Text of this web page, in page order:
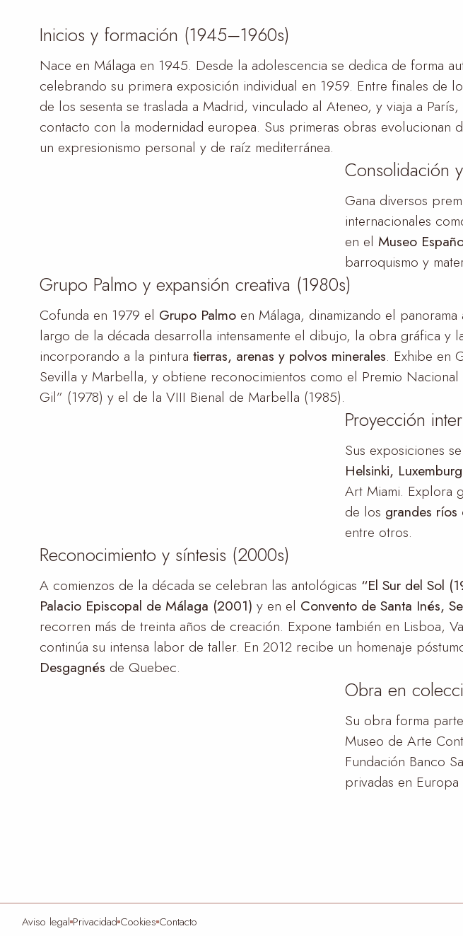
Inicios y formación (1945–1960s)
Nace en Málaga en 1945. Desde la adolescencia se dedica de forma
celebrando su primera exposición individual en 1959. Entre finales de
de los sesenta se traslada a Madrid, vinculado al Ateneo, y viaja a
contacto con la modernidad europea. Sus primeras obras evolucionan
un expresionismo personal y de raíz mediterránea.
Consolidación
Gana diversos
internacionales
en el Museo
barroquismo y
Grupo Palmo y expansión creativa (1980s)
Cofunda en 1979 el Grupo Palmo en Málaga, dinamizando el
largo de la década desarrolla intensamente el dibujo, la obra gráfica y
incorporando a la pintura tierras, arenas y polvos minerales. Exhibe en
Sevilla y Marbella, y obtiene reconocimientos como el Premio Nacional
Gil” (1978) y el de la VIII Bienal de Marbella (1985).
Proyección
Sus exposiciones
Helsinki,
Art Miami. Explora
de los grandes
entre otros.
Reconocimiento y síntesis (2000s)
A comienzos de la década se celebran las antológicas “El Sur del Sol
Palacio Episcopal de Málaga (2001) y en el Convento de Santa Inés,
recorren más de treinta años de creación. Expone también en Lisboa,
continúa su intensa labor de taller. En 2012 recibe un homenaje
Desgagnés de Quebec.
Obra en
Su obra forma
Museo de Arte
Fundación Banco
privadas en
Aviso legal Privacidad Cookies Contacto